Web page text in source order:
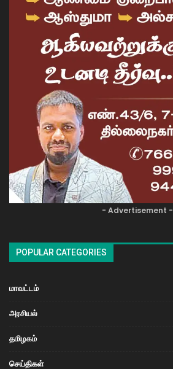
- Advertisement -
POPULAR CATEGORIES
மாவட்டம்
அரசியல்
தமிழகம்
செய்திகள்